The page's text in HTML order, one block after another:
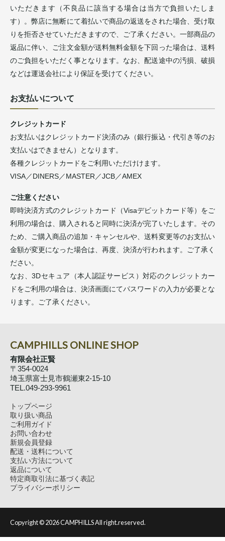
いただきます（不良品に該当する場合は当方で負担いたしま
す）。弊店に無断にて着払いで商品の返送をされた場合、受け取
りを拒否させていただきますので、ご了承ください。一部商品の
返品に伴い、ご注文金額が送料無料金額を下回った場合は、送料
のご負担をいただく事となります。なお、配送途中の汚損、破損
などは運送会社により保証を受けてください。
お支払いについて
クレジットカード
お支払いはクレジットカード決済のみ（銀行振込・代引き等のお
支払いはできません）となります。
各種クレジットカードをご利用いただけけます。
VISA／DINERS／MASTER／JCB／AMEX
ご注意ください
即時決済方式のクレジットカード（Visaデビットカード等）をご
利用の場合は、購入されると同時に決済が完了いたします。その
ため、ご購入商品の追加・キャンセルや、送料変更等のお支払い
金額が変更になった場合は、再度、決済が行われます。ご了承く
ださい。
なお、3Dセキュア（本人認証サービス）対応のクレジットカー
ドをご利用の場合は、決済画面にてパスワードの入力が必要とな
ります。ご了承ください。
CAMPHILLS ONLINE SHOP
有限会社正賢
〒354-0024
埼玉県富士見市鶴瀬東2-15-10
TEL.049-293-9961
トップページ
取り扱い商品
ご利用ガイド
お問い合わせ
新規会員登録
配送・送料について
支払い方法について
返品について
特定商取引法に基づく表記
プライバシーポリシー
Copyright ©2026 CAMPHILLS All right.reserved.